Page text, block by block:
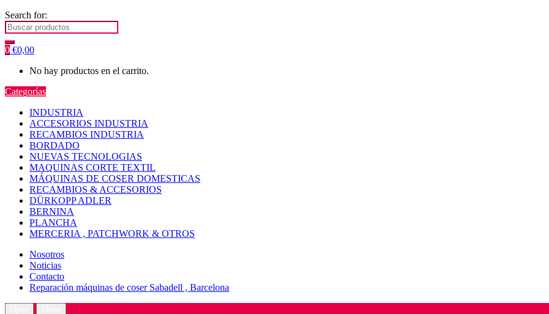
Search for:
0 €0,00
No hay productos en el carrito.
Categorías
INDUSTRIA
ACCESORIOS INDUSTRIA
RECAMBIOS INDUSTRIA
BORDADO
NUEVAS TECNOLOGIAS
MAQUINAS CORTE TEXTIL
MÁQUINAS DE COSER DOMESTICAS
RECAMBIOS & ACCESORIOS
DÜRKOPP ADLER
BERNINA
PLANCHA
MERCERIA , PATCHWORK & OTROS
Nosotros
Noticias
Contacto
Reparación máquinas de coser Sabadell , Barcelona